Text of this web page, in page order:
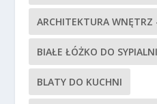
ARCHITEKTURA WNĘTRZ
BIAŁE ŁÓŻKO DO SYPIALNI
BLATY DO KUCHNI